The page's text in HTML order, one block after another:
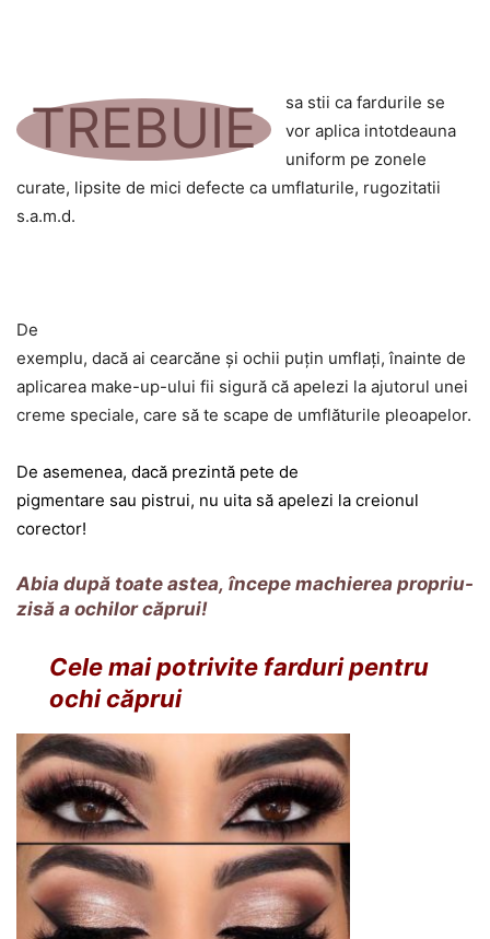
TREBUIE
sa stii ca fardurile se
vor aplica intotdeauna
uniform pe zonele
curate, lipsite de mici defecte ca umflaturile, rugozitatii
s.a.m.d.
De
exemplu, dacă ai cearcăne şi ochii puţin umflaţi, înainte de
aplicarea make-up-ului fii sigură că apelezi la ajutorul unei
creme speciale, care să te scape de umflăturile pleoapelor.
De asemenea, dacă prezintă pete de
pigmentare sau pistrui, nu uita să apelezi la creionul
corector!
Abia după toate astea, începe machierea propriu-
zisă a ochilor căprui!
Cele mai potrivite farduri pentru
ochi căprui